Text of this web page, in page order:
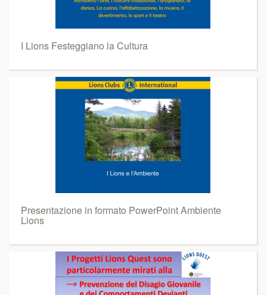
I Lions Festeggiano la Cultura
Presentazione in formato PowerPoint Ambiente
Lions